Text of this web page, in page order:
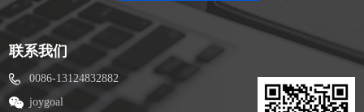
联系我们
0086-13124832882
joygoal